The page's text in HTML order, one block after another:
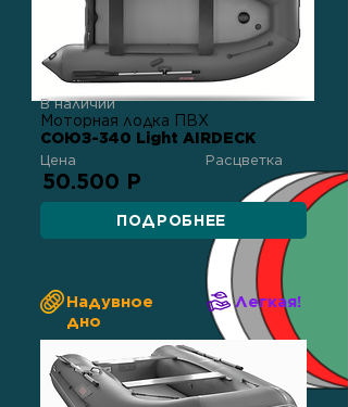
В наличии
Моторная лодка ПВХ
СОЮЗ-340 Light AIRDECK
Расцветка
Цена
50.500 Р
ПОДРОБНЕЕ
Надувное
дно
Легкая!